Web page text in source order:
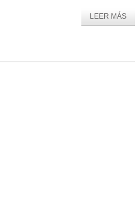
LEER MÁS